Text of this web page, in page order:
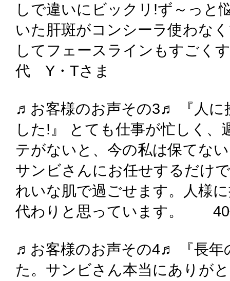
しで違いにビックリ!ず～っと
いた肝斑がコンシーラ使わな
してフェースラインもすごく
代 Y・Tさま
♬お客様のお声その3♬ 『人に
した!』 とても仕事が忙しく
テがないと、今の私は保てな
サンビさんにお任せするだけ
れいな肌で過ごせます。人様
代わりと思っています。
♬お客様のお声その4♬ 『長年
た。サンビさん本当にありが